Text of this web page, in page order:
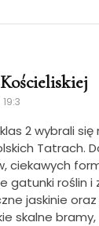
2 wybrali
Tatrach.
ciekawych
roślin i
jaskinie
skalne